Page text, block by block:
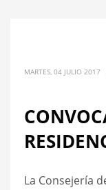
MARTES, 04 JULIO 2017
La Consejería